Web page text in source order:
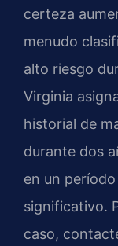
certeza
menudo
alto riesgo
Virginia
historial de
durante dos
en un
significativo.
caso,